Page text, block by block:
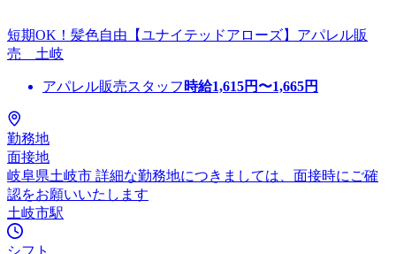
短期OK！髪色自由【ユナイテッドアローズ】アパレル販
売 土岐
アパレル販売スタッフ 時給1,615円〜1,665円
勤務地
面接地
岐阜県土岐市 詳細な勤務地につきましては、面接時にご確
認をお願いいたします
土岐市駅
シフト